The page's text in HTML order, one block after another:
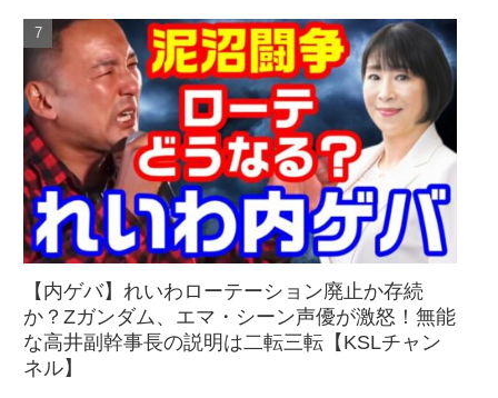
【内ゲバ】れいわローテーション廃止か存続
か？Zガンダム、エマ・シーン声優が激怒！無能
な高井副幹事長の説明は二転三転【KSLチャン
ネル】